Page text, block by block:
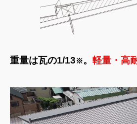
重量は瓦の1/13※。 軽量・高